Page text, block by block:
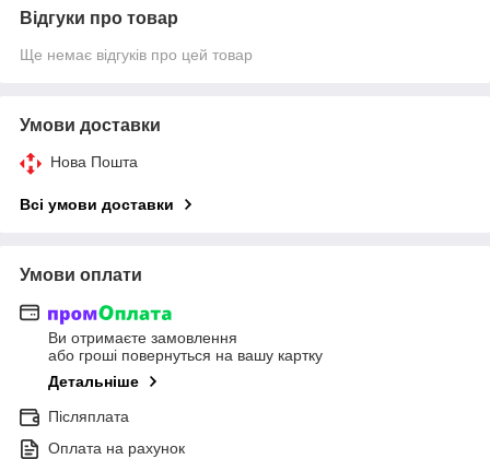
Відгуки про товар
Ще немає відгуків про цей товар
Умови доставки
Нова Пошта
Всі умови доставки
Умови оплати
Ви отримаєте замовлення
або гроші повернуться на вашу картку
Детальніше
Післяплата
Оплата на рахунок